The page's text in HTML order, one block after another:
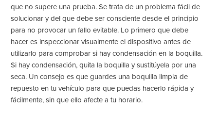
que no supere una prueba. Se trata de un problema fácil de
solucionar y del que debe ser consciente desde el principio
para no provocar un fallo evitable. Lo primero que debe
hacer es inspeccionar visualmente el dispositivo antes de
utilizarlo para comprobar si hay condensación en la boquilla.
Si hay condensación, quita la boquilla y sustitúyela por una
seca. Un consejo es que guardes una boquilla limpia de
repuesto en tu vehículo para que puedas hacerlo rápida y
fácilmente, sin que ello afecte a tu horario.